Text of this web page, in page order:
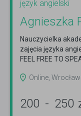
język angielski
Agnieszka
Nauczycielka
zajęcia języka
FEEL FREE TO
Online,
200 - 250